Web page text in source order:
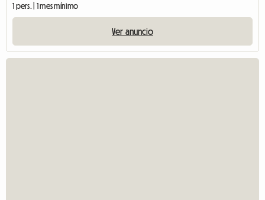
1 pers. | 1 mes mínimo
Ver anuncio